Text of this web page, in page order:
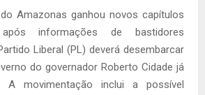
Amazonas ganhou novos capítulos
informações de bastidores
Liberal (PL) deverá desembarcar
do governador Roberto Cidade já
A movimentação inclui a possível